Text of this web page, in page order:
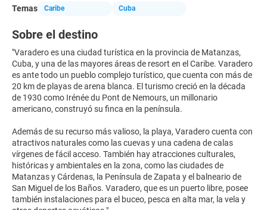
Temas
Caribe Cuba
Sobre el destino
"Varadero es una ciudad turística en la provincia de Matanzas,
Cuba, y una de las mayores áreas de resort en el Caribe. Varadero
es ante todo un pueblo complejo turístico, que cuenta con más de
20 km de playas de arena blanca. El turismo creció en la década
de 1930 como Irénée du Pont de Nemours, un millonario
americano, construyó su finca en la península.
Además de su recurso más valioso, la playa, Varadero cuenta con
atractivos naturales como las cuevas y una cadena de calas
vírgenes de fácil acceso. También hay atracciones culturales,
históricas y ambientales en la zona, como las ciudades de
Matanzas y Cárdenas, la Península de Zapata y el balneario de
San Miguel de los Baños. Varadero, que es un puerto libre, posee
también instalaciones para el buceo, pesca en alta mar, la vela y